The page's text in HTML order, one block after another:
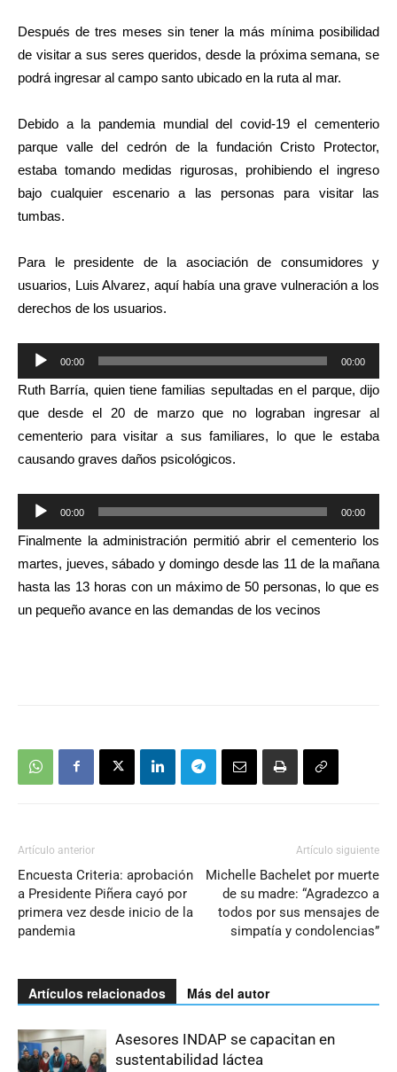
Después de tres meses sin tener la más mínima posibilidad
de visitar a sus seres queridos, desde la próxima semana, se
podrá ingresar al campo santo ubicado en la ruta al mar.
Debido a la pandemia mundial del covid-19 el cementerio
parque valle del cedrón de la fundación Cristo Protector,
estaba tomando medidas rigurosas, prohibiendo el ingreso
bajo cualquier escenario a las personas para visitar las
tumbas.
Para le presidente de la asociación de consumidores y
usuarios, Luis Alvarez, aquí había una grave vulneración a los
derechos de los usuarios.
Reproductor
de
audio
00:00 00:00
Ruth Barría, quien tiene familias sepultadas en el parque, dijo
que desde el 20 de marzo que no lograban ingresar al
cementerio para visitar a sus familiares, lo que le estaba
causando graves daños psicológicos.
Reproductor
de
audio
00:00 00:00
Finalmente la administración permitió abrir el cementerio los
martes, jueves, sábado y domingo desde las 11 de la mañana
hasta las 13 horas con un máximo de 50 personas, lo que es
un pequeño avance en las demandas de los vecinos
Artículo anterior
Encuesta Criteria: aprobación
a Presidente Piñera cayó por
primera vez desde inicio de la
pandemia
Artículo siguiente
Michelle Bachelet por muerte
de su madre: “Agradezco a
todos por sus mensajes de
simpatía y condolencias”
Artículos relacionados Más del autor
Asesores INDAP se capacitan en
sustentabilidad láctea